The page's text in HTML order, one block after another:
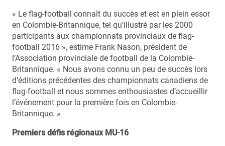
« Le flag-football connaît du succès et est en plein essor
en Colombie-Britannique, tel qu’illustré par les 2000
participants aux championnats provinciaux de flag-
football 2016 », estime Frank Nason, président de
l’Association provinciale de football de la Colombie-
Britannique. « Nous avons connu un peu de succès lors
d’éditions précédentes des championnats canadiens de
flag-football et nous sommes enthousiastes d’accueillir
l’événement pour la première fois en Colombie-
Britannique. »
Premiers défis régionaux MU-16